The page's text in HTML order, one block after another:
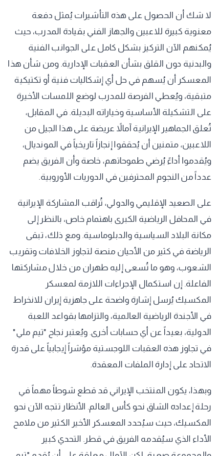
لا شك أن الحصول على هذه التأشيرات يُمثل دفعة
معنوية كبيرة للاعبين والجهاز الفني بقيادة المدرب، حيث
يُمكنهم الآن التركيز بشكل كامل على الجوانب الفنية
والبدنية دون القلق بشأن العقبات الإدارية. ومن شأن هذا
المعسكر أن يُسهم في حل أي إشكاليات فنية أو تكتيكية
متبقية، ويُعطي الفرصة للمدرب لوضع اللمسات الأخيرة
على التشكيلة الأساسية وخياراته البديلة. في المقابل،
تُعلق الجماهير الإيرانية آمالاً عريضة على هذا الجيل من
اللاعبين، متمنين أن يُحققوا إنجازاً تاريخياً في المونديال،
ويُقدموا أداءً يُرضي طموحاتهم، خاصة وأن الفريق يضم
عدداً من النجوم المحترفين في الدوريات الأوروبية.
على الصعيد الإقليمي والدولي، تُراقب المشاركة الإيرانية
في المحافل الرياضية الكبرى باهتمام خاص، بالنظر إلى
مكانة البلاد السياسية والدبلوماسية. ومع ذلك، تبقى
الرياضة في كثير من الأحيان منصة لتجاوز الخلافات وتقريب
الشعوب، وهو ما تُسعى إليه طهران من خلال مشاركتها
الفاعلة. إن استكمال الإجراءات اللازمة لمعسكر
المكسيك يُرسل إشارة واضحة على جاهزية إيران للانخراط
في الأجندة الرياضية العالمية، والتزامها بقواعد اللعبة
الدولية، بعيداً عن أي حسابات أخرى. ويُعتبر نجاح "تيم ملي"
في تجاوز هذه العقبات اللوجستية مؤشراً إيجابياً على قدرة
الاتحاد على إدارة الملفات المعقدة.
وبهذا، يكون المنتخب الإيراني قد قطع شوطاً مهماً في
رحلة إعداده الشاق نحو كأس العالم. الأنظار تتجه الآن نحو
المكسيك، حيث سيُحدد المعسكر الأخير الكثير من ملامح
الأداء الذي سيُقدمه الفريق في قطر. التحدي كبير